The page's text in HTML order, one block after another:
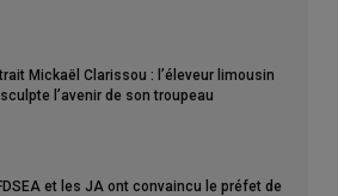
Mickaël Clarissou : l’éleveur limousin
l’avenir de son troupeau
et les JA ont convaincu le préfet de